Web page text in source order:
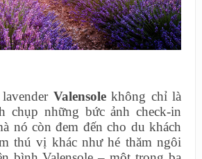
Valensolekhông chỉ là
chụp những bức ảnh check-in
nó còn đem đến cho du khách
thú vị khác như hé thăm ngôi